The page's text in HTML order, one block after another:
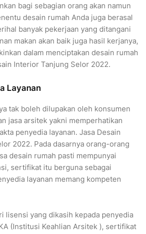
bagi sebagian orang akan namun
desain rumah Anda juga berasal
banyak pekerjaan yang ditangani
makan akan baik juga hasil kerjanya,
dalam menciptakan desain rumah
Interior Tanjung Selor 2022.
Layanan
tak boleh dilupakan oleh konsumen
jasa arsitek yakni memperhatikan
penyedia layanan. Jasa Desain
2022. Pada dasarnya orang-orang
desain rumah pasti mempunyai
sertifikat itu berguna sebagai
layanan memang kompeten
lisensi yang dikasih kepada penyedia
(Institusi Keahlian Arsitek ), sertifikat